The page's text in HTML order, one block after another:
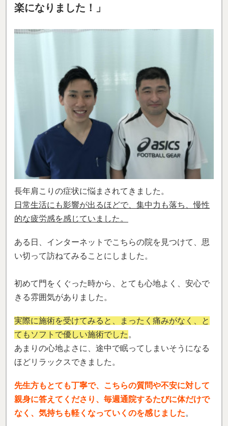
楽になりました！」
長年肩こりの症状に悩まされてきました。
日常生活にも影響が出るほどで、集中力も落ち、慢性
的な疲労感を感じていました。
ある日、インターネットでこちらの院を見つけて、思
い切って訪ねてみることにしました。
初めて門をくぐった時から、とても心地よく、安心で
きる雰囲気がありました。
実際に施術を受けてみると、まったく痛みがなく、と
てもソフトで優しい施術でした 。
あまりの心地よさに、途中で眠ってしまいそうになる
ほどリラックスできました。
先生方もとても丁寧で、こちらの質問や不安に対して
親身に答えてくださり、 毎週通院するたびに体だけで
なく、気持ちも軽くなっていくのを感じました。